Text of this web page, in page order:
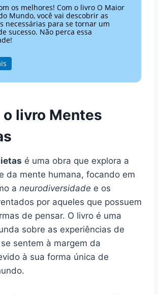
os melhores! Com o livro O Maior
Mundo, você vai descobrir as
necessárias para se tornar um
sucesso. Não perca essa
o livro Mentes
é uma obra que explora a
da mente humana, focando em
a neurodiversidade e os
por aqueles que possuem
de pensar. O livro é uma
sobre as experiências de
sentem à margem da
à sua forma única de